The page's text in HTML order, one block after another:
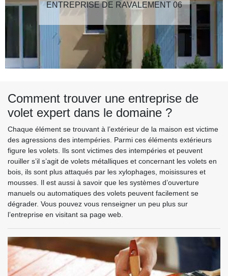
ENTREPRISE DE RAVALEMENT 06
Comment trouver une entreprise de
volet expert dans le domaine ?
Chaque élément se trouvant à l’extérieur de la maison est victime
des agressions des intempéries. Parmi ces éléments extérieurs
figure les volets. Ils sont victimes des intempéries et peuvent
rouiller s’il s’agit de volets métalliques et concernant les volets en
bois, ils sont plus attaqués par les xylophages, moisissures et
mousses. Il est aussi à savoir que les systèmes d’ouverture
manuels ou automatiques des volets peuvent facilement se
dégrader. Vous pouvez vous renseigner un peu plus sur
l’entreprise en visitant sa page web.